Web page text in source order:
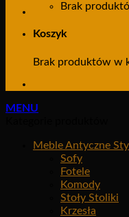
Brak
Koszyk
Brak produktów w
MENU
Meble Antyczne
Sofy
Fotele
Komody
Stoły Stoliki
Krzesła